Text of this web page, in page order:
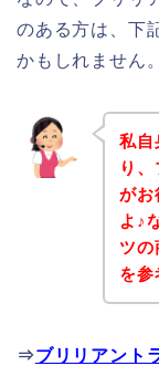
のある方は、下
かもしれません。
私自
り
がお
よ♪
ツ
を参
⇒ブリリアント